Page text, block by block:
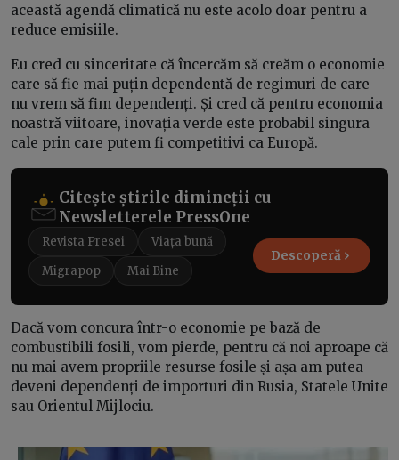
această agendă climatică nu este acolo doar pentru a
reduce emisiile.
Eu cred cu sinceritate că încercăm să creăm o economie
care să fie mai puțin dependentă de regimuri de care
nu vrem să fim dependenți. Și cred că pentru economia
noastră viitoare, inovația verde este probabil singura
cale prin care putem fi competitivi ca Europă.
Citește știrile dimineții cu
Newsletterele PressOne
Revista Presei
Viața bună
Migrapop
Mai Bine
Descoperă
Dacă vom concura într-o economie pe bază de
combustibili fosili, vom pierde, pentru că noi aproape că
nu mai avem propriile resurse fosile și așa am putea
deveni dependenți de importuri din Rusia, Statele Unite
sau Orientul Mijlociu.